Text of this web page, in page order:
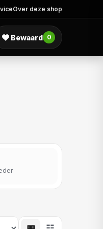
Over deze shop
Bewaard 0